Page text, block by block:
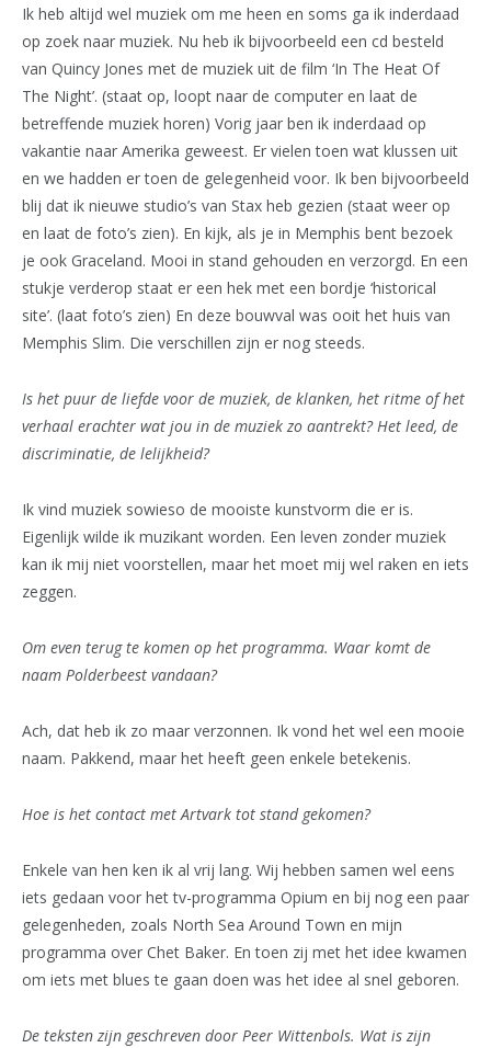
Ik heb altijd wel muziek om me heen en soms ga ik inderdaad
op zoek naar muziek. Nu heb ik bijvoorbeeld een cd besteld
van Quincy Jones met de muziek uit de film ‘In The Heat Of
The Night’. (staat op, loopt naar de computer en laat de
betreffende muziek horen) Vorig jaar ben ik inderdaad op
vakantie naar Amerika geweest. Er vielen toen wat klussen uit
en we hadden er toen de gelegenheid voor. Ik ben bijvoorbeeld
blij dat ik nieuwe studio’s van Stax heb gezien (staat weer op
en laat de foto’s zien). En kijk, als je in Memphis bent bezoek
je ook Graceland. Mooi in stand gehouden en verzorgd. En een
stukje verderop staat er een hek met een bordje ‘historical
site’. (laat foto’s zien) En deze bouwval was ooit het huis van
Memphis Slim. Die verschillen zijn er nog steeds.
Is het puur de liefde voor de muziek, de klanken, het ritme of het
verhaal erachter wat jou in de muziek zo aantrekt? Het leed, de
discriminatie, de lelijkheid?
Ik vind muziek sowieso de mooiste kunstvorm die er is.
Eigenlijk wilde ik muzikant worden. Een leven zonder muziek
kan ik mij niet voorstellen, maar het moet mij wel raken en iets
zeggen.
Om even terug te komen op het programma. Waar komt de
naam Polderbeest vandaan?
Ach, dat heb ik zo maar verzonnen. Ik vond het wel een mooie
naam. Pakkend, maar het heeft geen enkele betekenis.
Hoe is het contact met Artvark tot stand gekomen?
Enkele van hen ken ik al vrij lang. Wij hebben samen wel eens
iets gedaan voor het tv-programma Opium en bij nog een paar
gelegenheden, zoals North Sea Around Town en mijn
programma over Chet Baker. En toen zij met het idee kwamen
om iets met blues te gaan doen was het idee al snel geboren.
De teksten zijn geschreven door Peer Wittenbols. Wat is zijn